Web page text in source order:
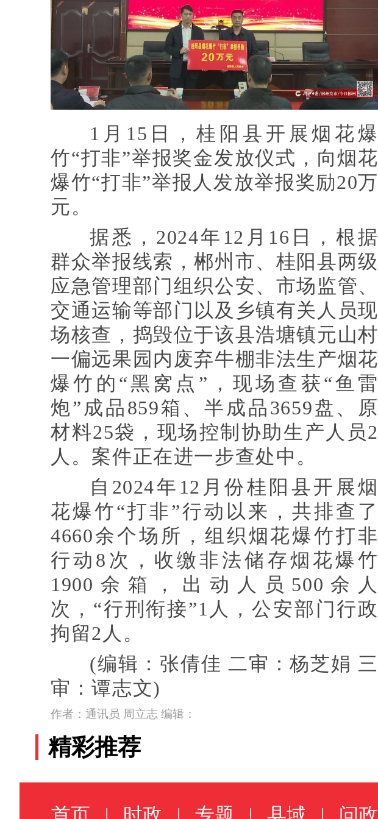
1月15日，桂阳县开展烟花爆
竹“打非”举报奖金发放仪式，向烟花
爆竹“打非”举报人发放举报奖励20万
元。
据悉，2024年12月16日，根据
群众举报线索，郴州市、桂阳县两级
应急管理部门组织公安、市场监管、
交通运输等部门以及乡镇有关人员现
场核查，捣毁位于该县浩塘镇元山村
一偏远果园内废弃牛棚非法生产烟花
爆竹的“黑窝点”，现场查获“鱼雷
炮”成品859箱、半成品3659盘、原
材料25袋，现场控制协助生产人员2
人。案件正在进一步查处中。
自2024年12月份桂阳县开展烟
花爆竹“打非”行动以来，共排查了
4660余个场所，组织烟花爆竹打非
行动8次，收缴非法储存烟花爆竹
1900余箱，出动人员500余人
次，“行刑衔接”1人，公安部门行政
拘留2人。
(编辑：张倩佳 二审：杨芝娟 三
审：谭志文)
作者：通讯员 周立志 编辑：
精彩推荐